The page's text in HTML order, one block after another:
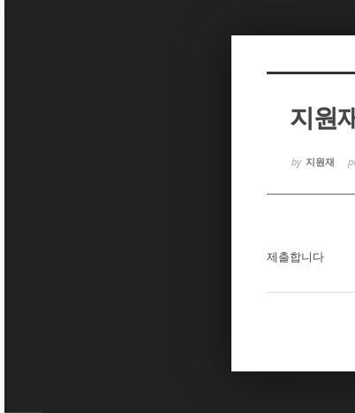
지원
by 지원재
제출합니다
Sketchbook5, 스케치북5
Sketchbook5, 스케치북5
Sketchbook5, 스케치북5
Sketchbook5, 스케치북5